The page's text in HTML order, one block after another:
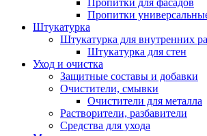
Пропитки для фасадов
Пропитки
Штукатурка
Штукатурка для внутренних
Штукатурка для стен
Уход и очистка
Защитные составы и добавки
Очистители, смывки
Очистители для металла
Растворители, разбавители
Средства для ухода